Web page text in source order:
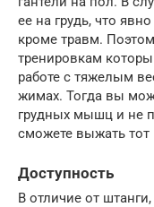
ее на грудь, что
кроме травм.
тренировкам
работе с тяжелым
жимах. Тогда вы
грудных мышц и не
сможете выжать тот
Доступность
В отличие от